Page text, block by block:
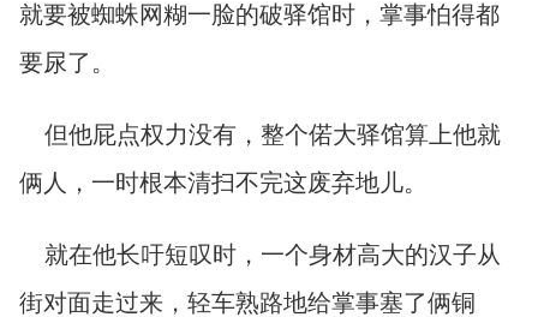
就要被蜘蛛网糊一脸的破驿馆时，掌事怕得都
要尿了。
但他屁点权力没有，整个偌大驿馆算上他就
俩人，一时根本清扫不完这废弃地儿。
就在他长吁短叹时，一个身材高大的汉子从
街对面走过来，轻车熟路地给掌事塞了俩铜